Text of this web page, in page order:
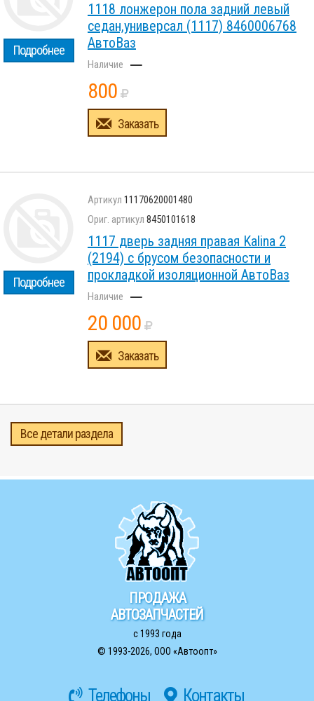
Подробнее
1118 лонжерон пола задний левый
седан,универсал (1117) 8460006768
АвтоВаз
–
800
Заказать
Подробнее
11170620001480
8450101618
1117 дверь задняя правая Kalina 2
(2194) с брусом безопасности и
прокладкой изоляционной АвтоВаз
–
20 000
Заказать
Все детали раздела
ПРОДАЖА
АВТОЗАПЧАСТЕЙ
с 1993 года
© 1993-2026, ООО «Автоопт»
Телефоны Контакты